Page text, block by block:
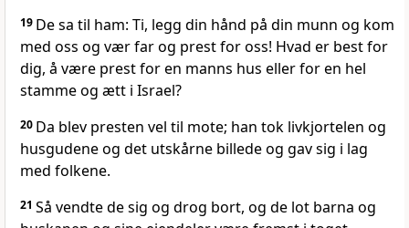
19 De sa til ham: Ti, legg din hånd på din munn og kom
med oss og vær far og prest for oss! Hvad er best for
dig, å være prest for en manns hus eller for en hel
stamme og ætt i Israel?
20 Da blev presten vel til mote; han tok livkjortelen og
husgudene og det utskårne billede og gav sig i lag
med folkene.
21 Så vendte de sig og drog bort, og de lot barna og